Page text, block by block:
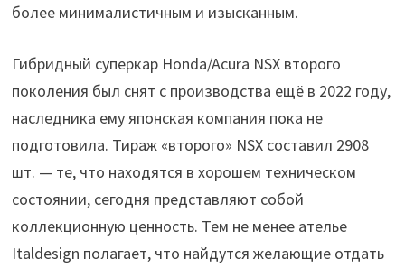
более минималистичным и изысканным.
Гибридный суперкар Honda/Acura NSX второго
поколения был снят с производства ещё в 2022 году,
наследника ему японская компания пока не
подготовила. Тираж «второго» NSX составил 2908
шт. — те, что находятся в хорошем техническом
состоянии, сегодня представляют собой
коллекционную ценность. Тем не менее ателье
Italdesign полагает, что найдутся желающие отдать